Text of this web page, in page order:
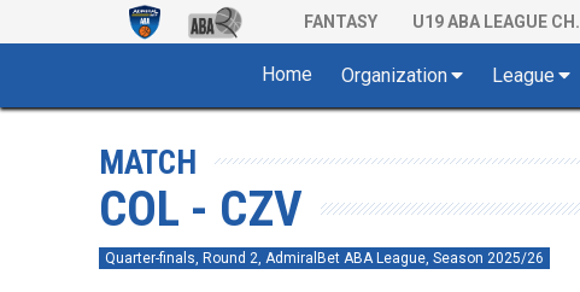
FANTASY U19 ABA LEAGUE CH.
Home Organization League
MATCH
COL - CZV
Quarter-finals, Round 2, AdmiralBet ABA League, Season 2025/26